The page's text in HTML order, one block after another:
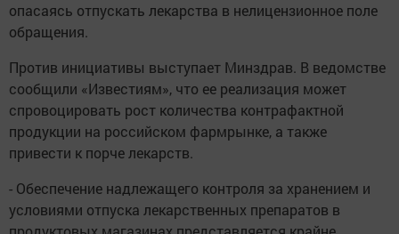
опасаясь отпускать лекарства в нелицензионное поле
обращения.
Против инициативы выступает Минздрав. В ведомстве
сообщили «Известиям», что ее реализация может
спровоцировать рост количества контрафактной
продукции на российском фармрынке, а также
привести к порче лекарств.
- Обеспечение надлежащего контроля за хранением и
условиями отпуска лекарственных препаратов в